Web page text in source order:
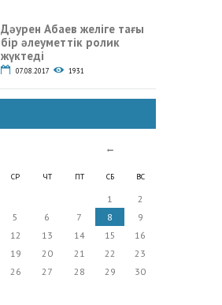
Дәурен Абаев желіге тағы
бір әлеуметтік ролик
жүктеді
07.08.2017 1931
СР ЧТ ПТ СБ ВС
1
2
5 6 7 8
9
12 13 14 15
16
19 20 21 22
23
26 27 28 29
30